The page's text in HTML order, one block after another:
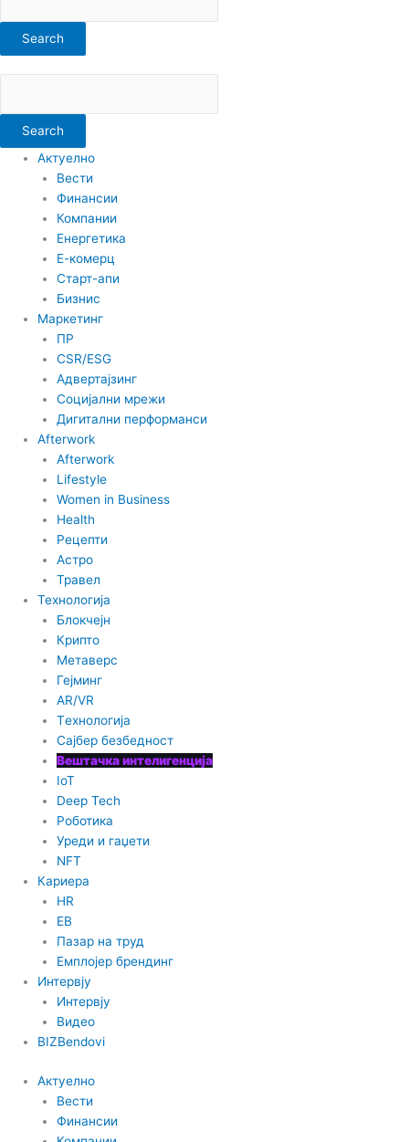
Search
Search
Актуелно
Вести
Финансии
Компании
Енергетика
Е-комерц
Старт-апи
Бизнис
Маркетинг
ПР
CSR/ESG
Адвертајзинг
Социјални мрежи
Дигитални перформанси
Afterwork
Afterwork
Lifestyle
Women in Business
Health
Рецепти
Астро
Травел
Технологија
Блокчејн
Крипто
Метаверс
Гејминг
AR/VR
Tехнологија
Сајбер безбедност
Вештачка интелигенција
IoT
Deep Tech
Роботика
Уреди и гаџети
NFT
Кариера
HR
EB
Пазар на труд
Емплојер брендинг
Интервју
Интервју
Видео
BIZBendovi
Актуелно
Вести
Финансии